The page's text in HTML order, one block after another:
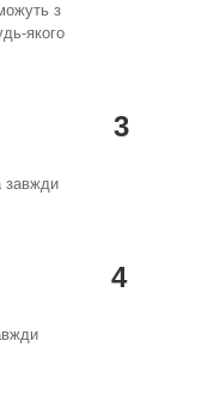
з
якого
3
завжди
4